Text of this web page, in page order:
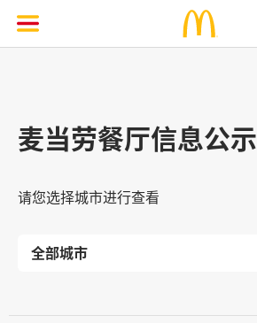
麦当劳餐厅信息公示
请您选择城市进行查看